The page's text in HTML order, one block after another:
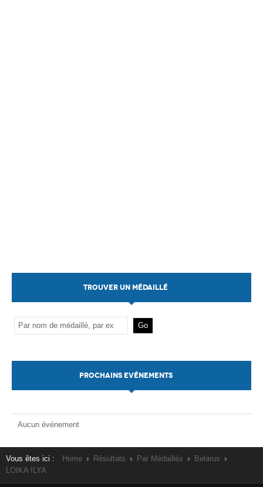
TROUVER UN MÉDAILLÉ
PROCHAINS EVÉNEMENTS
Aucun événement
Vous êtes ici : Home Résultats Par Médaillés
Belarus
LOIKA ILYA